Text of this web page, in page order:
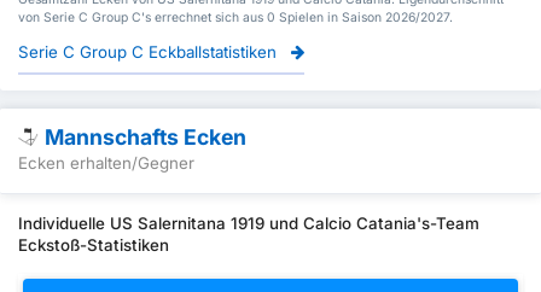
von Serie C Group C's errechnet sich aus 0 Spielen in Saison 2026/2027.
Serie C Group C Eckballstatistiken
Mannschafts Ecken
Ecken erhalten/Gegner
Individuelle US Salernitana 1919 und Calcio Catania's-Team
Eckstoß-Statistiken